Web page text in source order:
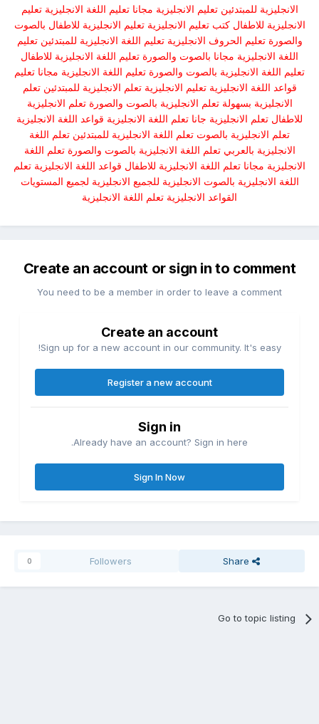
الانجليزية للمبتدئين تعليم الانجليزية مجانا تعليم اللغة الانجليزية تعليم
الانجليزية للاطفال كتب تعليم الانجليزية تعليم الانجليزية للاطفال بالصوت
والصورة تعليم الحروف الانجليزية تعليم اللغة الانجليزية للمبتدئين تعليم
اللغة الانجليزية مجانا بالصوت والصورة تعليم اللغة الانجليزية للاطفال
تعليم اللغة الانجليزية بالصوت والصورة تعليم اللغة الانجليزية مجانا تعليم
قواعد اللغة الانجليزية تعليم الانجليزية تعلم الانجليزية للمبتدئين تعلم
الانجليزية بسهولة تعلم الانجليزية بالصوت والصورة تعلم الانجليزية
للاطفال تعلم الانجليزية جانا تعلم اللغة الانجليزية قواعد اللغة الانجليزية
تعلم الانجليزية بالصوت تعلم اللغة الانجليزية للمبتدئين تعلم اللغة
الانجليزية بالعربي تعلم اللغة الانجليزية بالصوت والصورة تعلم اللغة
الانجليزية مجانا تعلم اللغة الانجليزية للاطفال قواعد اللغة الانجليزية تعلم
اللغة الانجليزية بالصوت الانجليزية للجميع الانجليزية لجميع المستويات
القواعد الانجليزية تعلم اللغة الانجليزية
Create an account or sign in to comment
You need to be a member in order to leave a comment
Create an account
Sign up for a new account in our community. It's easy!
Register a new account
Sign in
Already have an account? Sign in here.
Sign In Now
Share
Followers
0
Go to topic listing